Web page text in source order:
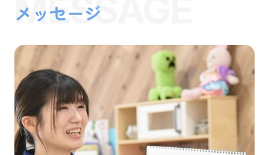
メッセージ
MESSAGE